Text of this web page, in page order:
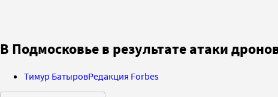
В Подмосковье в результате атаки
Тимур БатыровРедакция Forbes